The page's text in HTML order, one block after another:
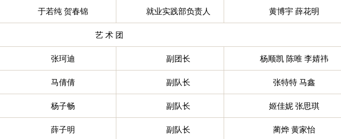
于若纯 贺春锦 就业实践部负责人 黄博宇 薛花明
艺 术 团
张珂迪 副团长 杨顺凯 陈唯 李婧祎
马倩倩 副队长 张特特 马鑫
杨子畅 副队长 姬佳妮 张思琪
薛子明 副队长 蔺烨 黄家怡